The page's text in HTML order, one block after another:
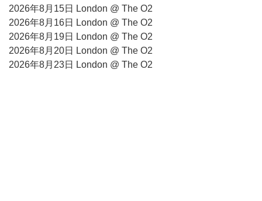
2026年8月15日 London @ The O2
2026年8月16日 London @ The O2
2026年8月19日 London @ The O2
2026年8月20日 London @ The O2
2026年8月23日 London @ The O2